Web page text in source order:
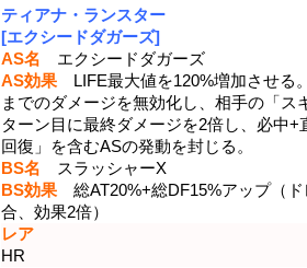
ティアナ・ランスター
[エクシードダガーズ]
AS名 エクシードダガーズ
AS効果 LIFE最大値を120%増加させる
までのダメージを無効化し、相手の「
ターン目に最終ダメージを2倍し、必中
回復」を含むASの発動を封じる。
BS名 スラッシャーX
BS効果 総AT20%+総DF15%アップ（
合、効果2倍）
レア
HR